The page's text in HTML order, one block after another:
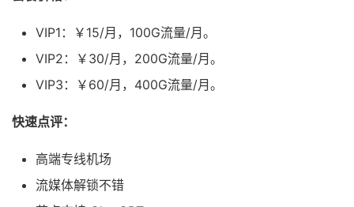
VIP1：￥15/月，100G流量/月。
VIP2：￥30/月，200G流量/月。
VIP3：￥60/月，400G流量/月。
快速点评：
高端专线机场
流媒体解锁不错